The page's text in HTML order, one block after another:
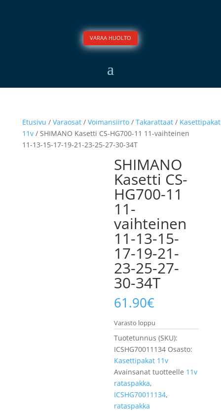
VARAA HUOLTO
Etusivu / Varaosat/ Voimansiirto/ Takarattaat/ Kasettipakat
11v/ SHIMANO Kasetti CS-HG700-11 11-vaihteinen
11-13-15-17-19-21-23-25-27-30-34T
SHIMANO
Kasetti CS-
HG700-11
11-
vaihteinen
11-13-15-
17-19-21-
23-25-27-
30-34T
61.90€
Varasto loppu
Tuotetunnus (SKU):
ICSHG70011134 Osasto:
Kasettipakat 11v
Avainsanat tuotteelle 11v
rataspakka,
ICSHG70011134,
rataspakka